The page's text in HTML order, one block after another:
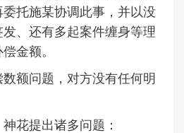
托施某协调此事，并以没
、还有多起案件缠身等理
金额。
额问题，对方没有任何明
花提出诸多问题：